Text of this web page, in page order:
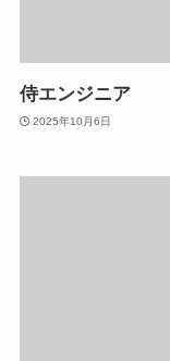
侍エンジニア
2025年10月6日